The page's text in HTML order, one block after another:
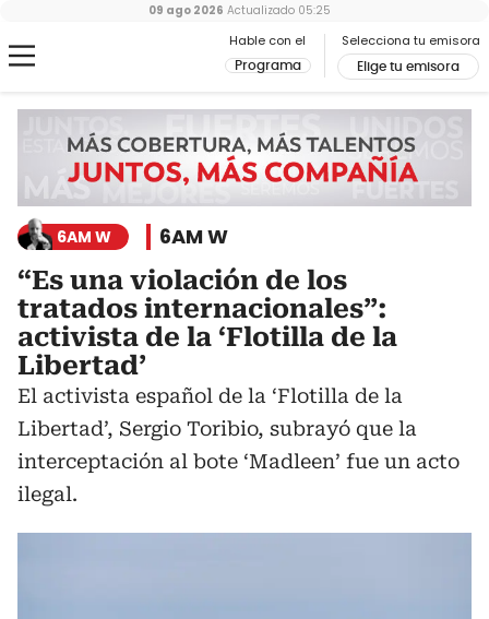
Hable con el
Programa
Selecciona tu emisora
Elige tu emisora
09 ago 2026 Actualizado 05:25
6AM W 6AM W
“Es una violación de los
tratados internacionales”:
activista de la ‘Flotilla de la
Libertad’
El activista español de la ‘Flotilla de la
Libertad’, Sergio Toribio, subrayó que la
interceptación al bote ‘Madleen’ fue un acto
ilegal.